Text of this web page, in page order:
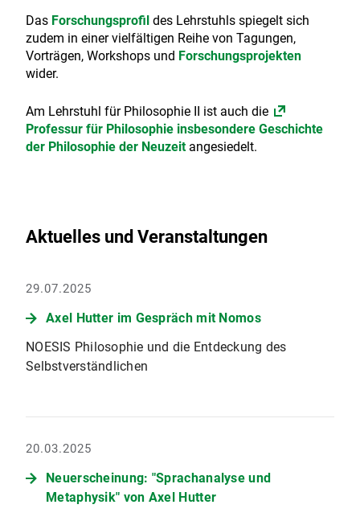
Das Forschungsprofil des Lehrstuhls spiegelt sich
zudem in einer vielfältigen Reihe von Tagungen,
Vorträgen, Workshops und Forschungsprojekten
wider.
Am Lehrstuhl für Philosophie II ist auch die
Professur für Philosophie insbesondere Geschichte
der Philosophie der Neuzeitangesiedelt.
Aktuelles und Veranstaltungen
29.07.2025
Axel Hutter im Gespräch mit Nomos
NOESIS Philosophie und die Entdeckung des
Selbstverständlichen
20.03.2025
Neuerscheinung: "Sprachanalyse und
Metaphysik" von Axel Hutter